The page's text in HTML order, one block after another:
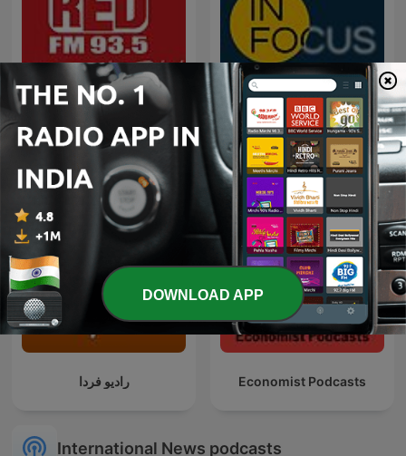
Red FM Coronavirus -
#CareKaroNa
In Focus by The Hindu
رادیو فردا Economist Podcasts
International News podcasts
DOWNLOAD APP